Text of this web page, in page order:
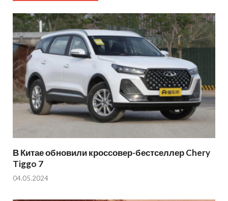
В Китае обновили кроссовер-бестселлер Chery
Tiggo 7
04.05.2024